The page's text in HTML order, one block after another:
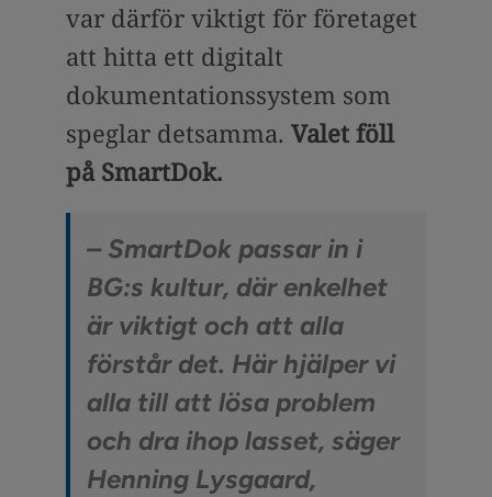
var därför viktigt för företaget
att hitta ett digitalt
dokumentationssystem som
speglar detsamma. Valet föll
på SmartDok.
– SmartDok passar in i
BG:s kultur, där enkelhet
är viktigt och att alla
förstår det. Här hjälper vi
alla till att lösa problem
och dra ihop lasset, säger
Henning Lysgaard,